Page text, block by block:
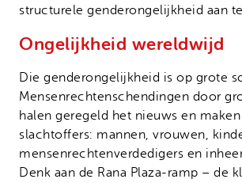
structurele genderongelijkheid aan
Ongelijkheid wereldwijd
Die genderongelijkheid is op grote
Mensenrechtenschendingen door
halen geregeld het nieuws en
slachtoffers: mannen, vrouwen,
mensenrechtenverdedigers en
Denk aan de Rana Plaza-ramp – de